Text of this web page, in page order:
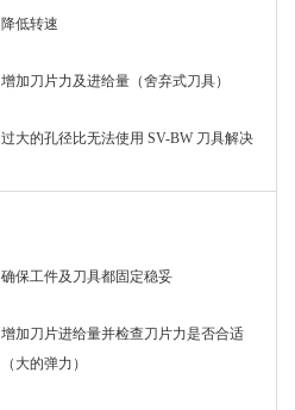
降低转速
增加刀片力及进给量（舍弃式刀具）
过大的孔径比无法使用 SV-BW 刀具解决
确保工件及刀具都固定稳妥
增加刀片进给量并检查刀片力是否合适
（大的弹力）